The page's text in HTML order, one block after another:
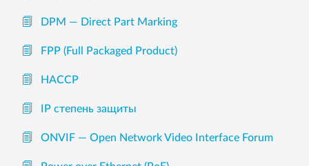
DPM — Direct Part Marking
FPP (Full Packaged Product)
HACCP
IP степень защиты
ONVIF — Open Network Video Interface Forum